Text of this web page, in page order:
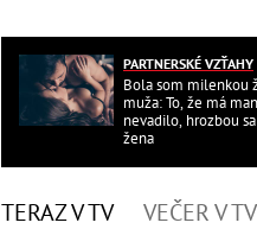
PARTNERSKÉ VZŤAHY
Bola som milenkou
muža: To, že má
nevadilo, hrozbou
žena
TERAZ V TV VEČER V TV